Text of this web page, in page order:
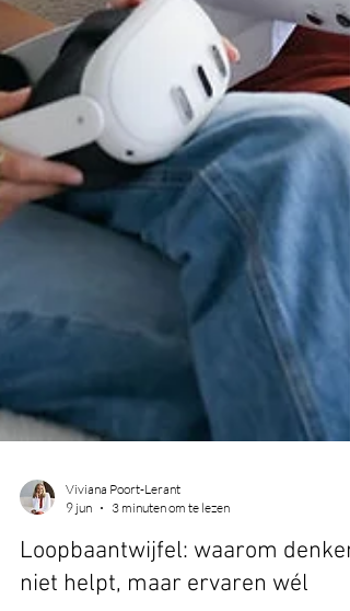
9 jun
3 minuten om te lezen
Loopbaantwijfel: waarom denken